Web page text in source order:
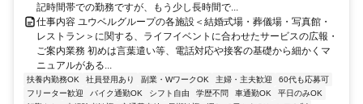
記時間帯での勤務ですが、もう少し長時間で...
仕事内容 ユウベルグループの各施設＜結婚式場・葬儀場・写真館・
レストラン＞に関する、ライフイベントに合わせたサービスの広報・
ご案内業務 初めは言葉遣い等、電話対応や接客の基礎から細かくマ
ニュアルがある...
扶養内勤務OK 社員登用あり 副業・WワークOK 主婦・主夫歓迎
60代も応募可
フリーター歓迎
バイク通勤OK シフト自由 学歴不問 車通勤OK
平日のみOK